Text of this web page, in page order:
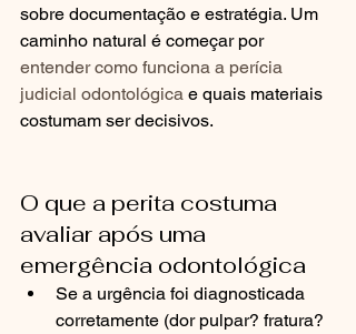
sobre documentação e estratégia. Um
caminho natural é começar por
entender como funciona a perícia
judicial odontológica e quais materiais
costumam ser decisivos.
O que a perita costuma
avaliar após uma
emergência odontológica
Se a urgência foi diagnosticada
corretamente (dor pulpar? fratura?